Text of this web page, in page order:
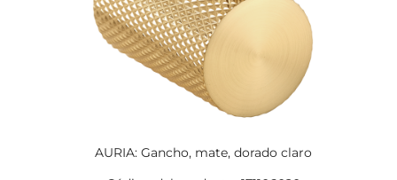
AURIA: Gancho, mate, dorado claro